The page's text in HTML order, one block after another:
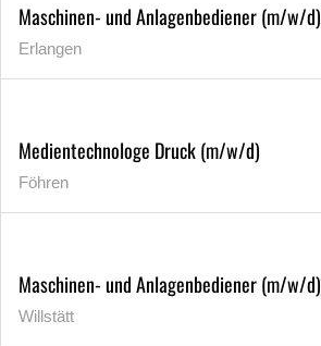
Maschinen- und Anlagenbediener (m/w/d)
Erlangen
Medientechnologe Druck (m/w/d)
Föhren
Maschinen- und Anlagenbediener (m/w/d)
Willstätt